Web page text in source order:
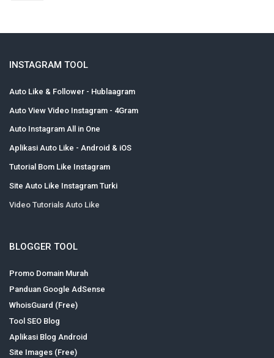
INSTAGRAM TOOL
Auto Like & Follower - Hublaagram
Auto View Video Instagram - 4Gram
Auto Instagram All in One
Aplikasi Auto Like - Android & iOS
Tutorial Bom Like Instagram
Site Auto Like Instagram Turki
Video Tutorials Auto Like
BLOGGER TOOL
Promo Domain Murah
Panduan Google AdSense
WhoisGuard (Free)
Tool SEO Blog
Aplikasi Blog Android
Site Images (Free)